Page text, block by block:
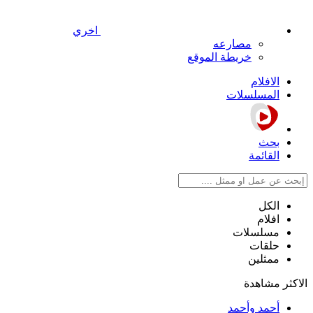
اخري
مصارعه
خريطة الموقع
الافلام
المسلسلات
بحث
القائمة
الكل
افلام
مسلسلات
حلقات
ممثلين
الاكثر مشاهدة
أحمد وأحمد